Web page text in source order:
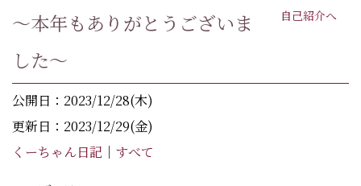
自己紹介へ
～本年もありがとうございま
した～
公開日：2023/12/28(木)
更新日：2023/12/29(金)
くーちゃん日記 ｜ すべて